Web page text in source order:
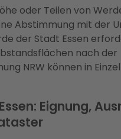
oder Teilen von
Abstimmung mit der
der Stadt Essen
nach der
NRW können in
Eignung,